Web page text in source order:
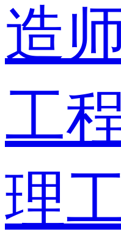
造
工
理